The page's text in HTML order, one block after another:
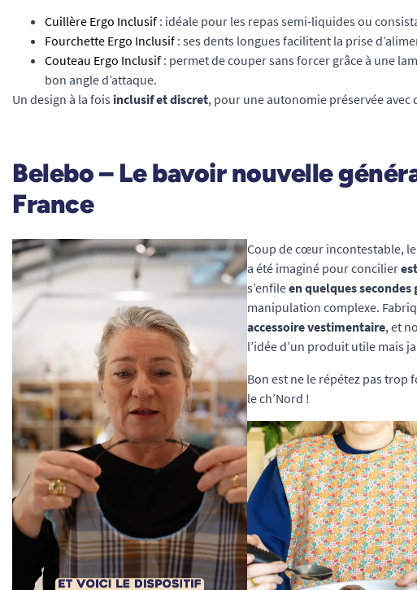
Cuillère Ergo Inclusif : idéale pour les repas semi-liquides ou
Fourchette Ergo Inclusif : ses dents longues facilitent la prise
Couteau Ergo Inclusif : permet de couper sans forcer grâce à une
bon angle d’attaque.
Un design à la fois inclusif et discret, pour une autonomie préservée avec
Belebo – Le bavoir nouvelle
France
Coup de cœur incontestable,
a été imaginé pour concilier
s’enfileen quelques
manipulation complexe.
accessoire vestimentaire, et
l’idée d’un produit utile mais
Bon est ne le répétez pas trop
le ch’Nord !